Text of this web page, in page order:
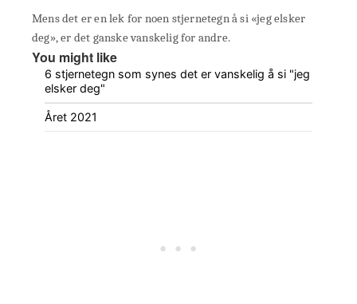
Mens det er en lek for noen stjernetegn å si «jeg elsker
deg», er det ganske vanskelig for andre.
You might like
6 stjernetegn som synes det er vanskelig å si "jeg
elsker deg"
Året 2021